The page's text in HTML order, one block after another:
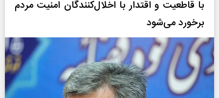
با قاطعیت و اقتدار با اخلال‌کنندگان امنیت مردم
برخورد می‌شود